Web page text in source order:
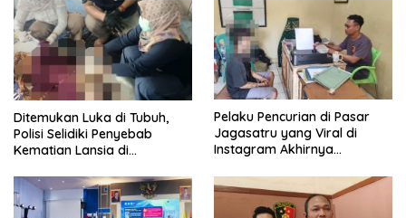
Ditemukan Luka di Tubuh,
Polisi Selidiki Penyebab
Kematian Lansia di
Pelaku Pencurian di Pasar
Jagasatru yang Viral di
Instagram Akhirnya